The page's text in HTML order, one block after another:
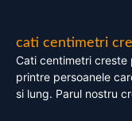
cati centimetri
Cati centimetri creste
printre persoanele
si lung. Parul nostru